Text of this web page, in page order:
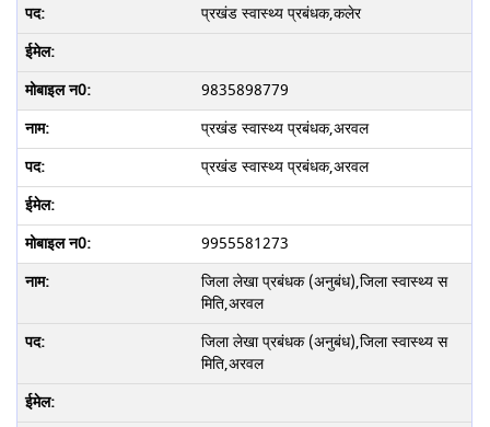
प्रखंड स्वास्थ्य प्रबंधक,कलेर
9835898779
प्रखंड स्वास्थ्य प्रबंधक,अरवल
प्रखंड स्वास्थ्य प्रबंधक,अरवल
9955581273
जिला लेखा प्रबंधक (अनुबंध),जिला स्वास्थ्य स
मिति,अरवल
जिला लेखा प्रबंधक (अनुबंध),जिला स्वास्थ्य स
मिति,अरवल